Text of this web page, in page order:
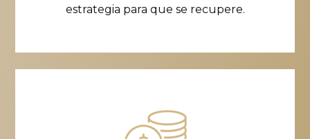
estrategia para que se recupere.